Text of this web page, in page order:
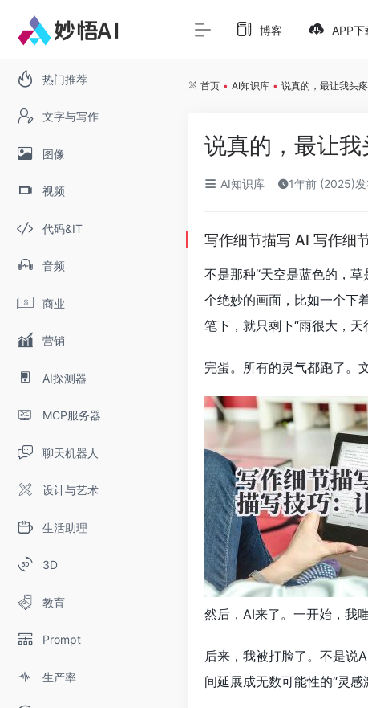
热门推荐
文字与写作
图像
视频
代码&IT
音频
商业
营销
AI探测器
MCP服务器
聊天机器人
设计与艺术
生活助理
3D
教育
Prompt
生产率
博客 APP下
首页 • AI知识库 • 说真的，最让我头疼
说真的，最让我
AI知识库 1年前 (2025)
写作细节描写 AI 写作细
不是那种“天空是蓝色的，
个绝妙的画面，比如一个下
笔下，就只剩下“雨很大，天
完蛋。所有的灵气都跑了。
然后，AI来了。一开始，我
后来，我被打脸了。不是说
间延展成无数可能性的“灵感